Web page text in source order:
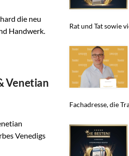
die neu
Handwerk.
Venetian
Venedigs
Rat und Tat sowie
Fachadresse, die